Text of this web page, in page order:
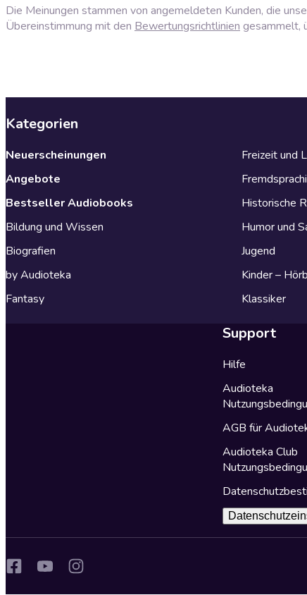
Die Meinungen stammen von angemeldeten Kunden, die
Übereinstimmung mit den Bewertungsrichtlinien gesammelt,
Kategorien
Neuerscheinungen
Angebote
Bestseller Audiobooks
Bildung und Wissen
Biografien
by Audioteka
Fantasy
Freizeit und
Historische
Humor und
Jugend
Kinder –
Klassiker
Support
Hilfe
Audioteka
AGB für
Audioteka Club